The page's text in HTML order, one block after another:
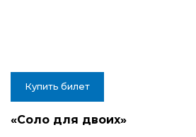
Купить билет
«Соло для двоих»